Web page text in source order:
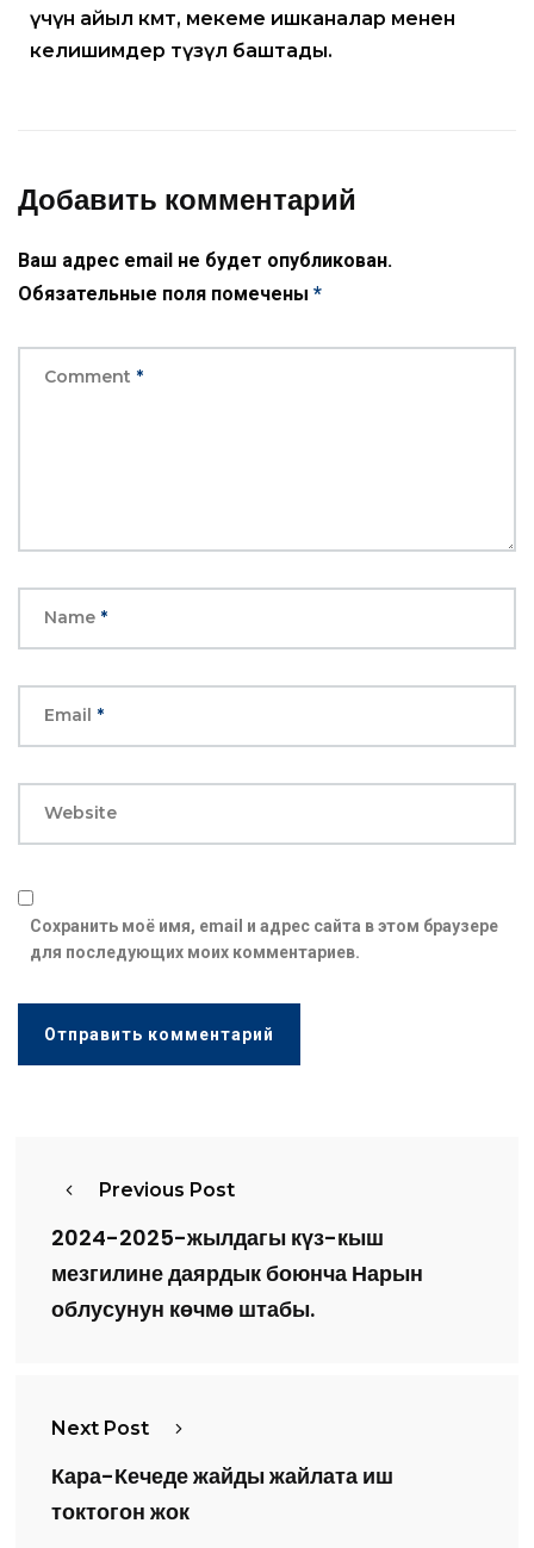
үчүн айыл өкмөт, мекеме ишканалар менен
келишимдер түзүлө баштады.
Добавить комментарий
Ваш адрес email не будет опубликован.
Обязательные поля помечены *
Comment *
Name *
Email *
Website
Сохранить моё имя, email и адрес сайта в этом браузере
для последующих моих комментариев.
Previous Post
2024-2025-жылдагы күз-кыш
мезгилине даярдык боюнча Нарын
облусунун көчмө штабы.
Next Post
Кара-Кечеде жайды жайлата иш
токтогон жок